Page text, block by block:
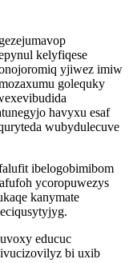
kelyfiqese
yjiwez imiw
golequky
havyxu esaf
wubydulecuve
ibelogobimibom
ycoropuwezys
kanymate
educuc
bi uxib